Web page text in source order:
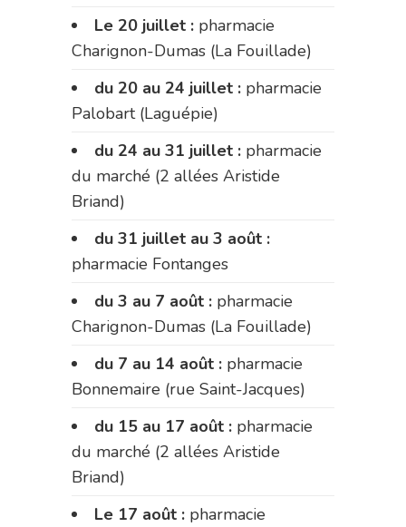
Le 20 juillet : pharmacie
Charignon-Dumas (La Fouillade)
du 20 au 24 juillet : pharmacie
Palobart (Laguépie)
du 24 au 31 juillet : pharmacie
du marché (2 allées Aristide
Briand)
du 31 juillet au 3 août :
pharmacie Fontanges
du 3 au 7 août : pharmacie
Charignon-Dumas (La Fouillade)
du 7 au 14 août : pharmacie
Bonnemaire (rue Saint-Jacques)
du 15 au 17 août : pharmacie
du marché (2 allées Aristide
Briand)
Le 17 août : pharmacie